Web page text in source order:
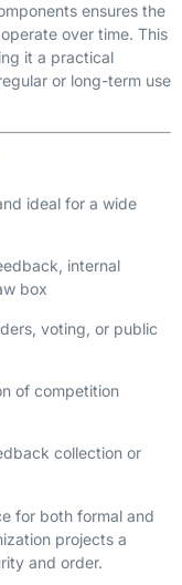
ensures the
over time. This
it a practical
or long-term use
ideal for a wide
internal
box
voting, or public
of competition
collection or
for both formal and
projects a
and order.